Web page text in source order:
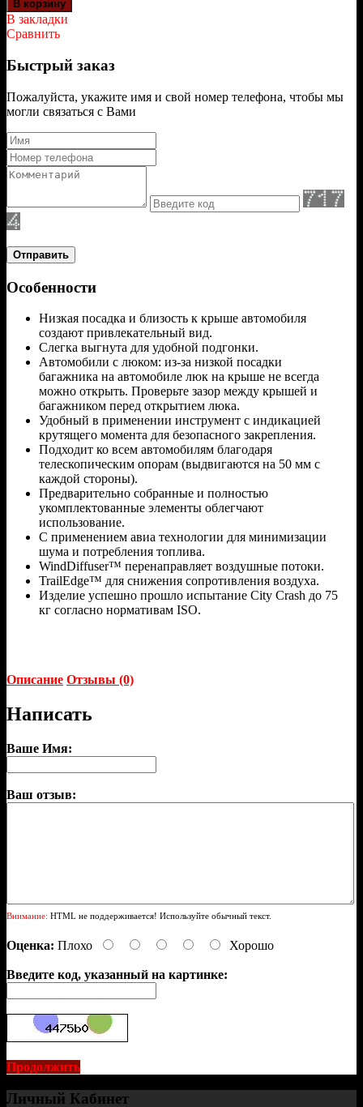
В закладки
Сравнить
Быстрый заказ
Пожалуйста, укажите имя и свой номер телефона, чтобы мы
могли связаться с Вами
Отправить
Особенности
Низкая посадка и близость к крыше автомобиля
создают привлекательный вид.
Слегка выгнута для удобной подгонки.
Автомобили с люком: из-за низкой посадки
багажника на автомобиле люк на крыше не всегда
можно открыть. Проверьте зазор между крышей и
багажником перед открытием люка.
Удобный в применении инструмент с индикацией
крутящего момента для безопасного закрепления.
Подходит ко всем автомобилям благодаря
телескопическим опорам (выдвигаются на 50 мм с
каждой стороны).
Предварительно собранные и полностью
укомплектованные элементы облегчают
использование.
С применением авиа технологии для минимизации
шума и потребления топлива.
WindDiffuser™ перенаправляет воздушные потоки.
TrailEdge™ для снижения сопротивления воздуха.
Изделие успешно прошло испытание City Crash до 75
кг согласно нормативам ISO.
Описание Отзывы (0)
Написать
Ваше Имя:
Ваш отзыв:
Внимание: HTML не поддерживается! Используйте обычный текст.
Оценка: Плохо Хорошо
Введите код, указанный на картинке:
Продолжить
Личный Кабинет